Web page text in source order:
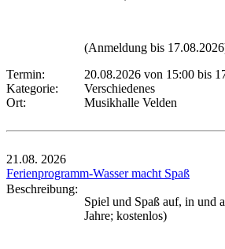
(Anmeldung bis
Termin:
20.08.2026 von 15:00 bis
Kategorie:
Verschiedenes
Ort:
Musikhalle Velden
21.08. 2026
Ferienprogramm-Wasser macht Spaß
Beschreibung:
Spiel und Spaß auf, in und
Jahre; kostenlos)